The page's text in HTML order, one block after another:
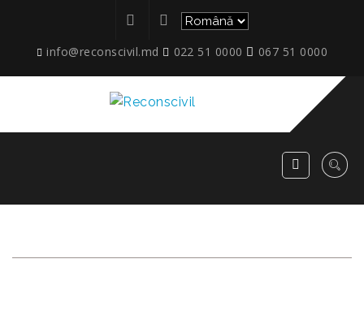
info@reconscivil.md 022 51 0000 067 51 0000